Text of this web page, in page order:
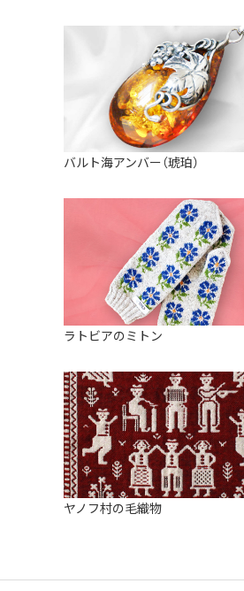
カードスタンド
マグネット
すべて見る
バルト海アンバー（琥珀）
ラトビアのミトン
ヤノフ村の毛織物